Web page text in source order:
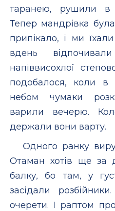
таранею, рушили в
Тепер мандрівка
припікало, і ми
вдень
напіввисохлої
подобалося, коли в
небом чумаки
варили вечерю.
держали вони варту.
Одного ранку
Отаман хотів ще за
балку, бо там, у
засідали
очерети. І раптом